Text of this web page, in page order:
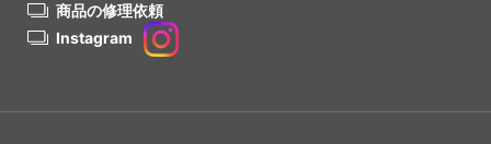
商品の修理依頼
Instagram